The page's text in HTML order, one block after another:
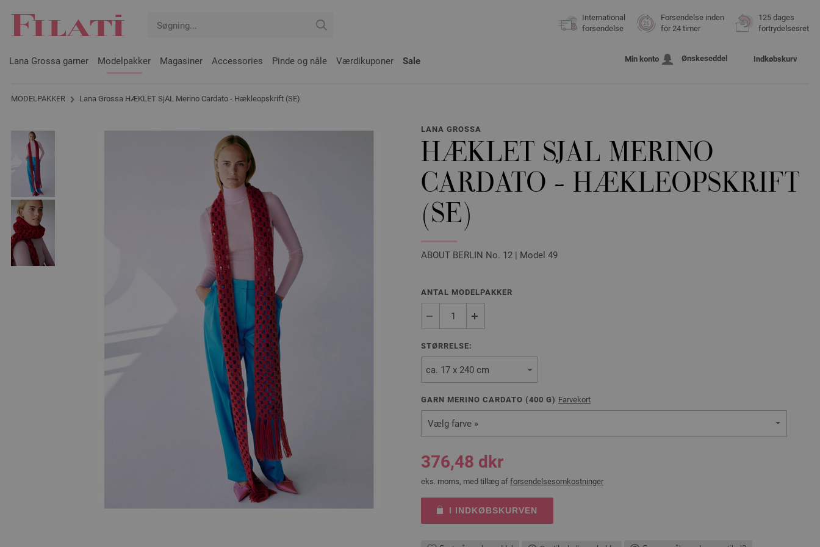
International
forsendelse
Forsendelse inden
for 24 timer
125 dages
fortrydelsesret
Lana Grossa garner Modelpakker Magasiner Accessories Pinde og nåle Værdikuponer Sale Min konto Ønskeseddel Indkøbskurv
MODELPAKKER Lana Grossa HÆKLET SjAL Merino Cardato - Hækleopskrift (SE)
LANA GROSSA
HÆKLET SJAL MERINO
CARDATO - HÆKLEOPSKRIFT
(SE)
ABOUT BERLIN No. 12 | Model 49
ANTAL MODELPAKKER
STØRRELSE:
GARN MERINO CARDATO (400 G) Farvekort
Vælg farve »
376,48 dkr
eks. moms, med tillæg af forsendelsesomkostninger
I INDKØBSKURVEN